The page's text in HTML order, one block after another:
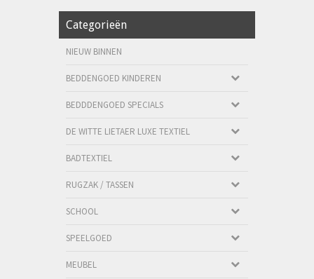
Categorieën
NIEUW BINNEN
BEDDENGOED KINDEREN
BEDDDENGOED SPECIALS
DE WITTE LIETAER LUXE TEXTIEL
BADTEXTIEL
RUGZAK / TASSEN
SCHOOL
SPEELGOED
MEUBEL